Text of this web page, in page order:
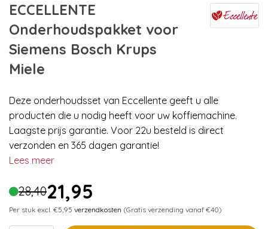
ECCELLENTE
Onderhoudspakket voor
Siemens Bosch Krups
Miele
Deze onderhoudsset van Eccellente geeft u alle
producten die u nodig heeft voor uw koffiemachine.
Laagste prijs garantie. Voor 22u besteld is direct
verzonden en 365 dagen garantie!
Lees meer
28,4021,95
Per stuk excl. €5,95 verzendkosten (Gratis verzending vanaf €40)